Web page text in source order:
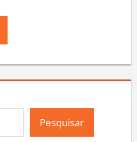
Pesquisar